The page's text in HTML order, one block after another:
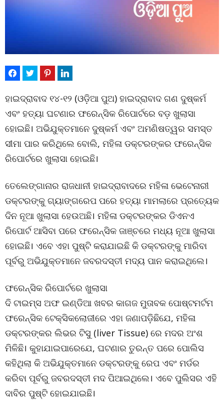
ହାଇଦ୍ରାବାଦ ୧୪-୧୨ (ଓଡ଼ିଆ ପୁଅ) ହାଇଦ୍ରାବାଦ ଗଣ ଦୁଷ୍କର୍ମ
ଏବଂ ହତ୍ୟା ଘଟଣାର ଫରେନ୍ସିକ ରିପୋର୍ଟରେ ବଡ଼ ଖୁଲାସା
ହୋଇଛି। ଅଭିଯୁକ୍ତମାନେ ଦୁଷ୍କର୍ମ ଏବଂ ଅମଣିଷତ୍ୱର ସମସ୍ତ
ସୀମା ପାର କରିଥିଲେ ବୋଲି, ମହିଳା ଡକ୍ଟରଙ୍କର ଫରେନ୍ସିକ
ରିପୋର୍ଟରେ ଖୁଲାସା ହୋଇଛି।
ତେଲେଙ୍ଗାନାର ରାଜଧାନୀ ହାଇଦ୍ରାବାଦରେ ମହିଳା ଭେଟେନାରୀ
ଡକ୍ଟରଙ୍କୁ ଗ୍ୟାଙ୍ଗରେପ ପରେ ହତ୍ୟା ମାମଲାରେ ପ୍ରତ୍ୟେକ
ଦିନ ନୂଆ ଖୁଲାସା ହେଉଅଛି। ମହିଳା ଡକ୍ଟରଙ୍କର ଡିଏନଏ
ରିପୋର୍ଟ ଆସିବା ପରେ ଫରେନ୍ସିକ ଜାଞ୍ଚରେ ମଧ୍ୟ ନୂଆ ଖୁଲାସା
ହୋଇଛି। ଏବେ ଏହା ପୁଷ୍ଟି କରାଯାଇଛି କି ଡକ୍ଟରଙ୍କୁ ମାରିବା
ପୂର୍ବରୁ ଅଭିଯୁକ୍ତମାନେ ଜବରଦସ୍ତୀ ମଦ୍ୟ ପାନ କରାଇଥିଲେ।
ଫରେନ୍ସିକ ରିପୋର୍ଟରେ ଖୁଲାସା
ଦି ଟାଇମ୍ସ ଅଫ ଇଣ୍ଡିଆ ଖବର କାଗଜ ମୁତାବକ ପୋଷ୍ଟମର୍ଟମ
ଫରେନ୍ସିକ ଟେକ୍ସିକଲୋଜୀରେ ଏହା ଜଣାପଡ଼ିଛିଯେ, ମହିଳା
ଡକ୍ଟରଙ୍କର ଲିଭର ଟିସୁ (liver Tissue) ରେ ମଦର ଅଂଶ
ମିଳିଛି। କୁହାଯାଇପାରେଯେ, ଘଟଣାର ତୁରନ୍ତ ପରେ ପୋଲିସ
କହିଥିଲା କି ଅଭିଯୁକ୍ତମାନେ ଡକ୍ଟରଙ୍କୁ ରେପ ଏବଂ ମର୍ଡର
କରିବା ପୂର୍ବରୁ ଜବରଦସ୍ତୀ ମଦ ପିଆଇଥିଲେ। ଏବେ ପୁଲିସର ଏହି
ଦାବିର ପୁଷ୍ଟି ହୋଇଯାଇଛି।